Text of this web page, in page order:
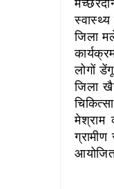
जिला
लोगों
जिला
मेश्राम